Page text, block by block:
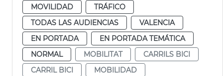
MOVILIDAD
TRÁFICO
TODAS LAS AUDIENCIAS
VALENCIA
EN PORTADA
EN PORTADA TEMÁTICA
NORMAL
MOBILITAT
CARRILS BICI
CARRIL BICI
MOBILIDAD